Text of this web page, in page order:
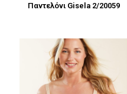
Παντελόνι Gisela 2/20059